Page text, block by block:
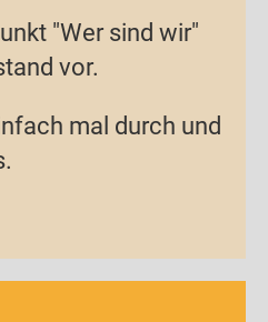
"Wer sind wir"
vor.
mal durch und